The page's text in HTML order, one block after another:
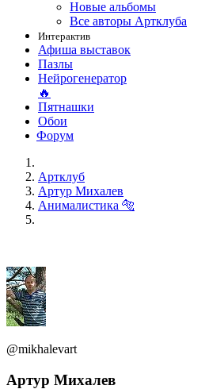
Новые альбомы
Все авторы Артклуба
Интерактив
Афиша выставок
Пазлы
Нейрогенератор
🔥
Пятнашки
Обои
Форум
Артклуб
Артур Михалев
Анималистика 🐅
@mikhalevart
Артур Михалев